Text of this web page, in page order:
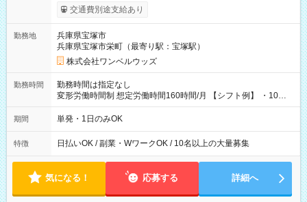
働いたその日に現金GET♪ お仕事後はコンビニATMから 日払
交通費別途支給あり
勤務地
兵庫県宝塚市
兵庫県宝塚市栄町（最寄り駅：宝塚駅）
株式会社ワンベルウッズ
勤務時間
勤務時間は指定なし
変形労働時間制 想定労働時間160時間/月 【シフト例】 ・10：
00～20：00
期間 単発・1日のみOK
特徴 日払いOK / 副業・WワークOK / 10名以上の大量募集
気になる！ 応募する 詳細へ